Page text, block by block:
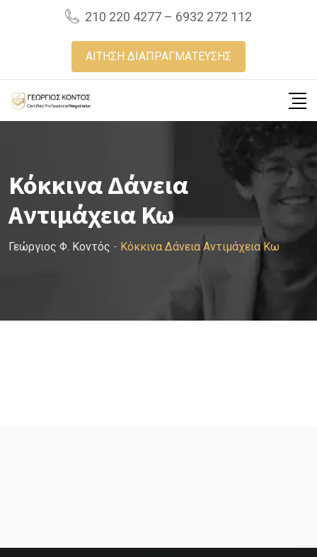
210 220 4277 – 6932 272 112
ΑΙΤΗΣΗ ΔΙΑΠΡΑΓΜΑΤΕΥΣΗΣ
Κόκκινα Δάνεια
Αντιμάχεια Κω
Γεώργιος Φ. Κοντός - Κόκκινα Δάνεια Αντιμάχεια Κω